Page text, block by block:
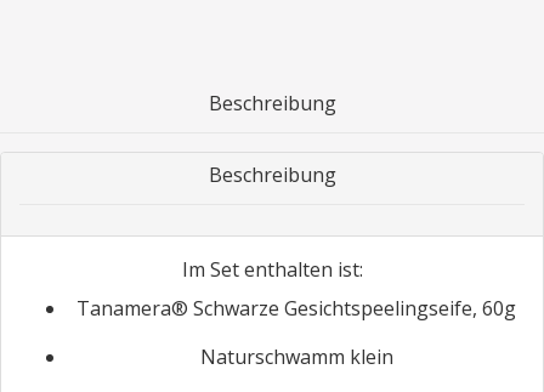
Beschreibung
Beschreibung
Im Set enthalten ist:
Tanamera® Schwarze Gesichtspeelingseife, 60g
Naturschwamm klein